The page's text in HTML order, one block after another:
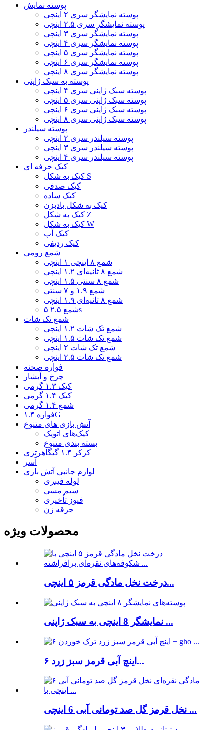
پوسته نمایش
پوسته نمایشگر سری ۲ اینچی
پوسته نمایشگر سری ۲.۵ اینچی
پوسته نمایشگر سری ۳ اینچی
پوسته نمایشگر سری ۴ اینچی
پوسته نمایشگر سری ۵ اینچی
پوسته نمایشگر سری ۶ اینچی
پوسته نمایشگر سری ۸ اینچی
پوسته به سبک ژاپنی
پوسته سبک ژاپنی سری ۴ اینچی
پوسته سبک ژاپنی سری ۵ اینچی
پوسته سبک ژاپنی سری ۶ اینچی
پوسته سبک ژاپنی سری ۸ اینچی
پوسته سیلندر
پوسته سیلندر سری ۲ اینچی
پوسته سیلندر سری ۳ اینچی
پوسته سیلندر سری ۴ اینچی
کیک حرفه ای
کیک به شکل S
کیک صدفی
کیک ساده
کیک به شکل بادبزن
کیک به شکل Z
کیک به شکل W
کیک آب
کیک ردیفی
شمع رومی
شمع ۸ اینچی ۱ اینچی
شمع ۸ ثانیه‌ای ۱.۲ اینچی
شمع ۸ سنتی ۱.۵ اینچی
شمع ۱.۹ و ۷ سنتی
شمع ۸ ثانیه‌ای ۱.۹ اینچی
شمع ۲.۵ ۵s
شمع تک شات
شمع تک شات ۱.۲ اینچی
شمع تک شات ۱.۵ اینچی
شمع تک شات ۲ اینچی
شمع تک شات ۲.۵ اینچی
فواره صحنه
چرخ و آبشار
کیک ۱.۳ گرمی
کیک ۱.۴ گرمی
شمع ۱.۴ گرمی
فواره ۱.۴G
آتش بازی های متنوع
کیک‌های اتوپک
بسته بندی متنوع
کرکر ۱.۴ گیگاهرتزی
آسر
لوازم جانبی آتش بازی
لوله فیبری
سیم مسی
فیوز تأخیری
جرقه زن
محصولات ویژه
درخت نخل مادگی قرمز ۵ اینچی...
نمایشگر 8 اینچی به سبک ژاپنی ...
۶ اینچ آبی قرمز سبز زرد...
نخل قرمز گل صد تومانی آبی 6 اینچی ...